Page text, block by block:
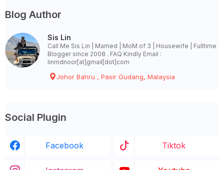
Blog Author
Sis Lin
Call Me Sis Lin | Married | MoM of 3 | Housewife | Fulltime
Blogger since 2008 . FAQ Kindly Email :
linmdnoor[at]gmail[dot]com
Johor Bahru , Pasir Gudang, Malaysia
Social Plugin
Facebook Tiktok